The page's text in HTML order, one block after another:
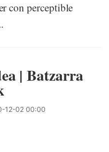
con perceptible
| Batzarra
12-02 00:00